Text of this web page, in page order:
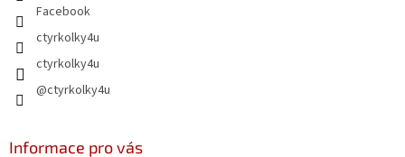
Facebook
ctyrkolky4u
ctyrkolky4u
@ctyrkolky4u
Informace pro vás